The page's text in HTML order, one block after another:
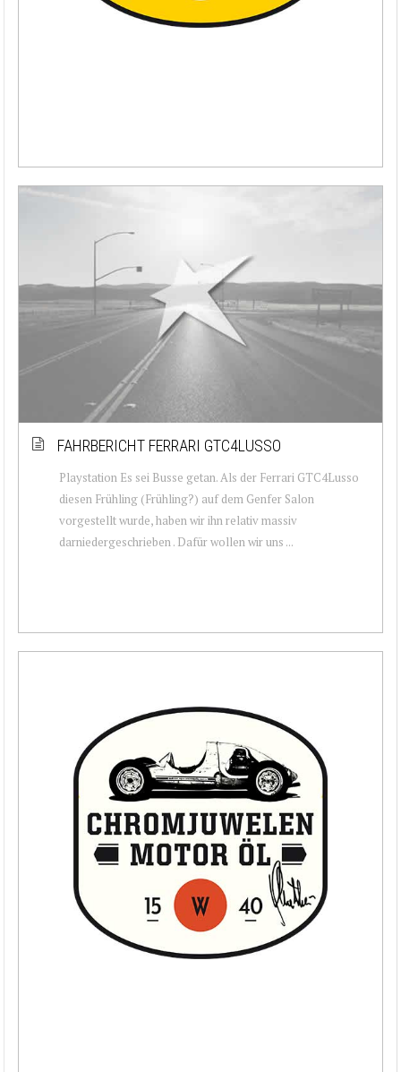
FAHRBERICHT FERRARI GTC4LUSSO
Playstation Es sei Busse getan. Als der Ferrari GTC4Lusso
diesen Frühling (Frühling?) auf dem Genfer Salon
vorgestellt wurde, haben wir ihn relativ massiv
darniedergeschrieben . Dafür wollen wir uns ...